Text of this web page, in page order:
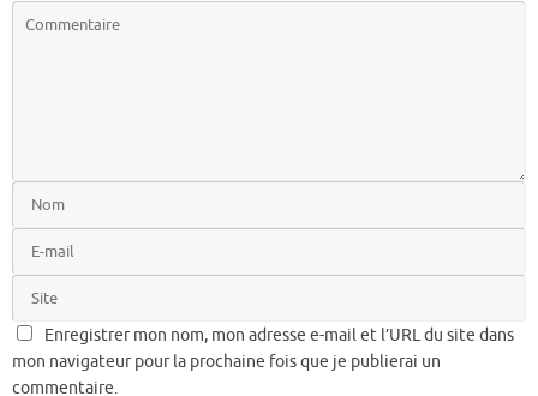
Enregistrer mon nom, mon adresse e-mail et l’URL du site dans
mon navigateur pour la prochaine fois que je publierai un
commentaire.